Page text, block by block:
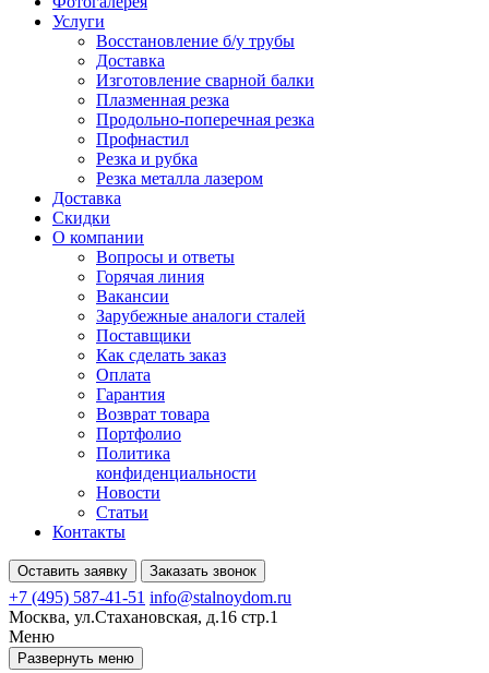
Услуги
Восстановление б/у трубы
Доставка
Изготовление сварной балки
Плазменная резка
Продольно-поперечная резка
Профнастил
Резка и рубка
Резка металла лазером
Доставка
Скидки
О компании
Вопросы и ответы
Горячая линия
Вакансии
Зарубежные аналоги сталей
Поставщики
Как сделать заказ
Оплата
Гарантия
Возврат товара
Портфолио
Политика
конфиденциальности
Новости
Статьи
Контакты
Оставить заявку Заказать звонок
+7 (495) 587-41-51 info@stalnoydom.ru
Москва, ул.Стахановская, д.16 стр.1
Меню
Развернуть меню